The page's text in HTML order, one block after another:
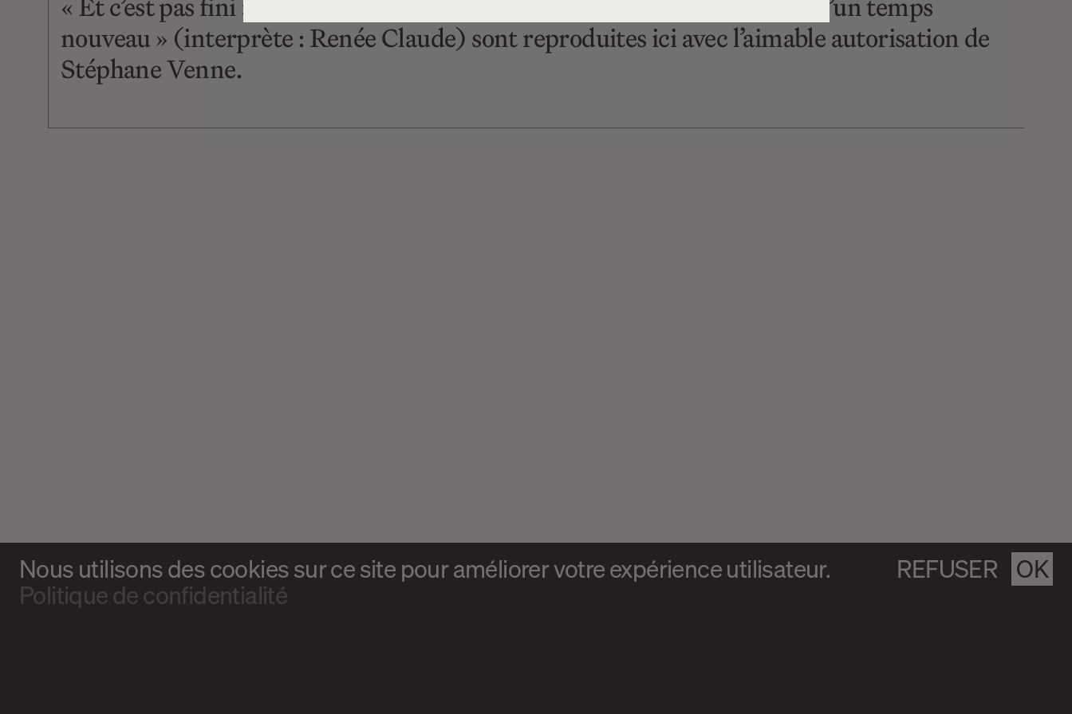
« Et c’est pas fini » (interprète : Emmanuelle), ainsi que « C’est le début d’un temps
nouveau » (interprète : Renée Claude) sont reproduites ici avec l’aimable autorisation de
Stéphane Venne.
Nous utilisons des cookies sur ce site pour améliorer votre expérience utilisateur.
Politique de confidentialité
OK
REFUSER